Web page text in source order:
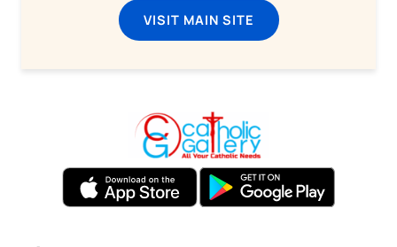
VISIT MAIN SITE